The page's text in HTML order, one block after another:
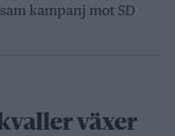
kampanj mot SD
växer